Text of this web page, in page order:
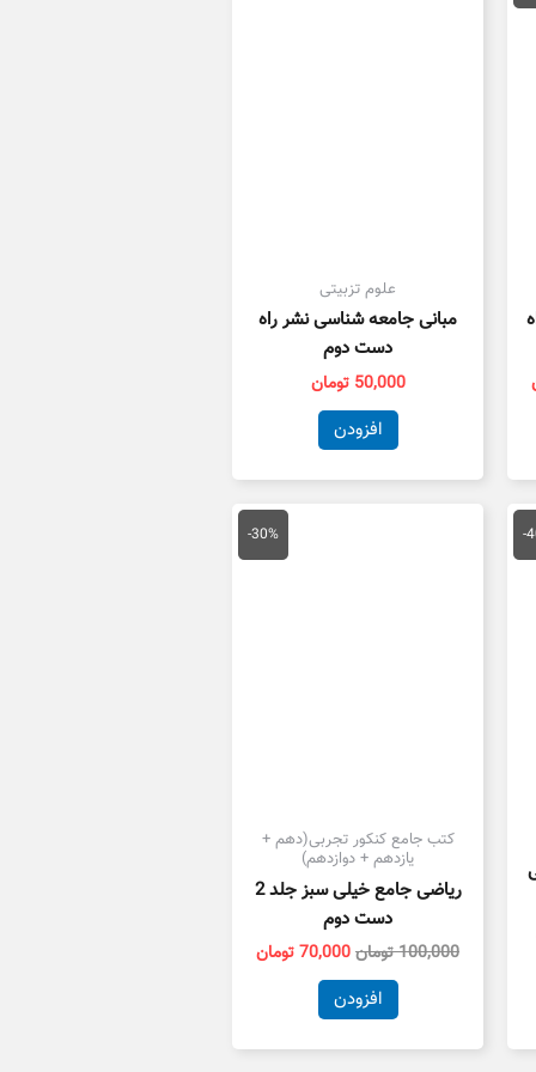
علوم تزبیتی
مبانی جامعه شناسی نشر راه
دست دوم
50,000 تومان
افزودن
-
قیمت
فعلی
-30%
کتب جامع کنکور تجربی(دهم +
یازدهم + دوازدهم)
ریاضی جامع خیلی سبز جلد 2
دست دوم
100,000تومان
100,000 تومان
70,000تومان
قیمت
فعلی
افزودن